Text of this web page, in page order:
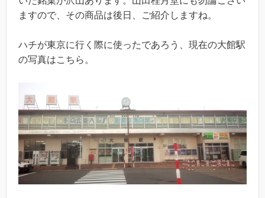
ますので、その商品は後日、ご紹介しますね。
ハチが東京に行く際に使ったであろう、現在の大館駅
の写真はこちら。